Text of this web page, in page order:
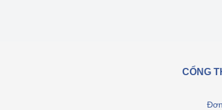
Sản xuất công
CỔNG